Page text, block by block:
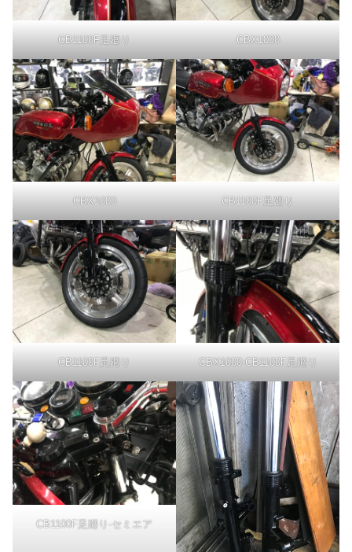
CB1100F足廻り CBX1000
CBX1000 CB1100F足廻り
CB1100F足廻り CBX1000-CB1100F足廻り
CB1100F足廻り-セミエア